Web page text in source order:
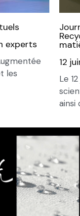
experts
les
12
Le
ainsi